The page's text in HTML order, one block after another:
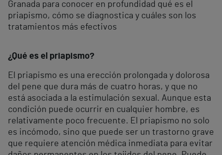
Granada para conocer en profundidad qué es el
priapismo, cómo se diagnostica y cuáles son los
tratamientos más efectivos
¿Qué es el priapismo?
El priapismo es una erección prolongada y dolorosa
del pene que dura más de cuatro horas, y que no
está asociada a la estimulación sexual. Aunque esta
condición puede ocurrir en cualquier hombre, es
relativamente poco frecuente. El priapismo no solo
es incómodo, sino que puede ser un trastorno grave
que requiere atención médica inmediata para evitar